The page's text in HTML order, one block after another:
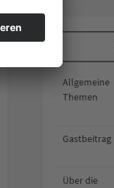
Allgemeine
Themen
Gastbeitrag
Über die